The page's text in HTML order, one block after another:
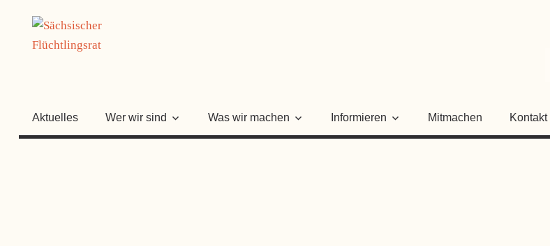
springen
Aktuelles Wer wir sind Was wir machen Informieren Mitmachen Kontakt